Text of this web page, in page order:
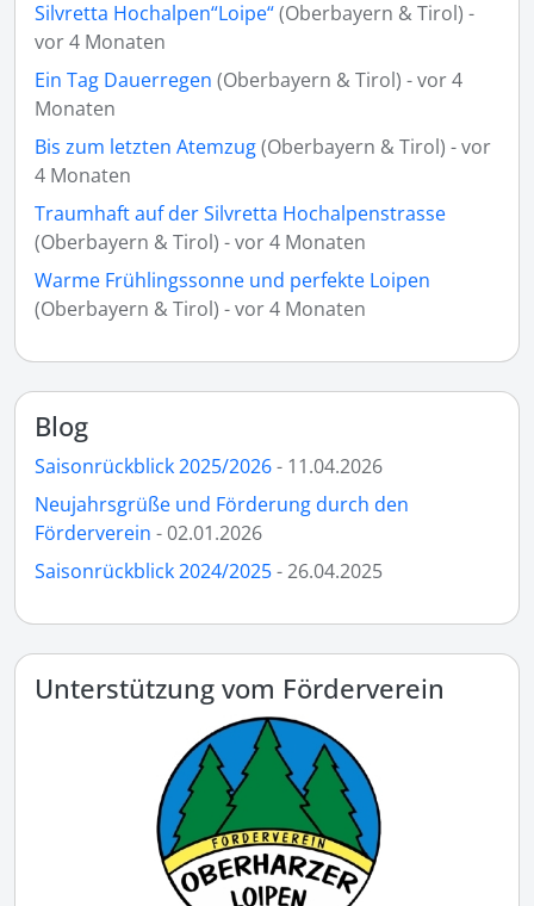
Silvretta Hochalpen“Loipe“(Oberbayern & Tirol) -
vor 4 Monaten
Ein Tag Dauerregen (Oberbayern & Tirol) - vor 4
Monaten
Bis zum letzten Atemzug(Oberbayern & Tirol) - vor
4 Monaten
Traumhaft auf der Silvretta Hochalpenstrasse
(Oberbayern & Tirol) - vor 4 Monaten
Warme Frühlingssonne und perfekte Loipen
(Oberbayern & Tirol) - vor 4 Monaten
Blog
Saisonrückblick 2025/2026- 11.04.2026
Neujahrsgrüße und Förderung durch den
Förderverein - 02.01.2026
Saisonrückblick 2024/2025- 26.04.2025
Unterstützung vom Förderverein